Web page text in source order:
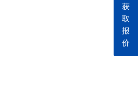
获
取
报
价